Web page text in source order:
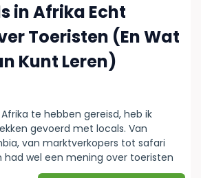
in Afrika Echt
Toeristen (En Wat
Kunt Leren)
te hebben gereisd, heb ik
gevoerd met locals. Van
van marktverkopers tot safari
had wel een mening over toeristen